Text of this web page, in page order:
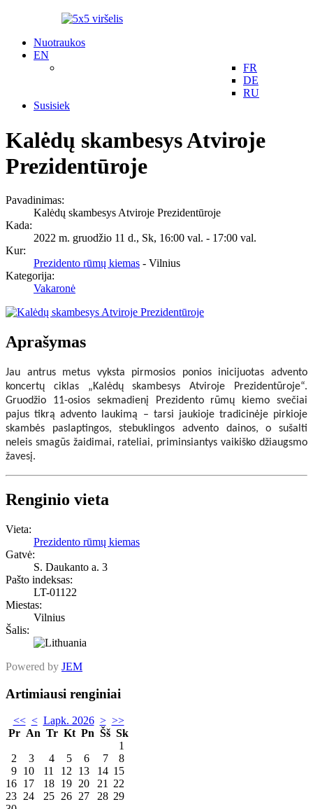
Nuotraukos
EN
FR
DE
RU
Susisiek
Kalėdų skambesys Atviroje
Prezidentūroje
Pavadinimas:
Kalėdų skambesys Atviroje Prezidentūroje
Kada:
2022 m. gruodžio 11 d., Sk, 16:00 val. - 17:00 val.
Kur:
Prezidento rūmų kiemas - Vilnius
Kategorija:
Vakaronė
Aprašymas
Jau antrus metus vyksta pirmosios ponios inicijuotas advento
koncertų ciklas „Kalėdų skambesys Atviroje Prezidentūroje“.
Gruodžio 11-osios sekmadienį Prezidento rūmų kiemo svečiai
pajus tikrą advento laukimą – tarsi jaukioje tradicinėje pirkioje
skambės paslaptingos, stebuklingos advento dainos, o sušalti
neleis smagūs žaidimai, rateliai, priminsiantys vaikiško džiaugsmo
žavesį.
Renginio vieta
Vieta:
Prezidento rūmų kiemas
Gatvė:
S. Daukanto a. 3
Pašto indeksas:
LT-01122
Miestas:
Vilnius
Šalis:
Powered by JEM
Artimiausi renginiai
<< < Lapk. 2026 > >>
Pr An Tr Kt Pn Šš Sk
1
2
3 4 5 6 7
8
9 10 11 12 13 14 15
16 17 18 19 20 21
22
23 24 25 26 27 28 29